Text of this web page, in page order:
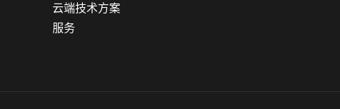
云端技术方案
服务